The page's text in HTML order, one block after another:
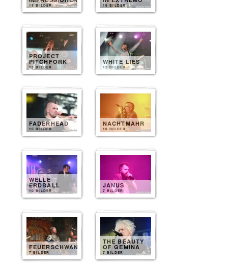
15 BILDER 15 BILDER
PROJECT
PITCHFORK
13 BILDER
WHITE LIES
12 BILDER
FADERHEAD
10 BILDER
NACHTMAHR
10 BILDER
WELLE
ERDBALL
10 BILDER
JANUS
7 BILDER
FEUERSCHWANZ
7 BILDER
THE BEAUTY
OF GEMINA
7 BILDER